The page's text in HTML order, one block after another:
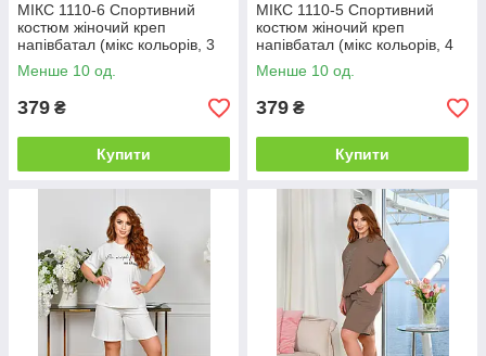
МІКС 1110-6 Спортивний
костюм жіночий креп
напівбатал (мікс кольорів, 3
од: 50-52 | універсальний)
Менше 10 од.
379 ₴
Купити
МІКС 1110-5 Спортивний
костюм жіночий креп
напівбатал (мікс кольорів, 4
од: 50-52 | універсальний)
Менше 10 од.
379 ₴
Купити